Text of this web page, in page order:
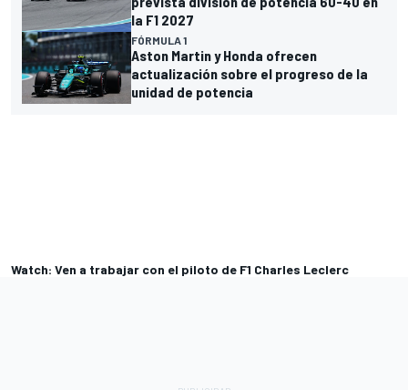
la F1 2027
FÓRMULA 1
Aston Martin y Honda ofrecen
actualización sobre el progreso de la
unidad de potencia
Watch: Ven a trabajar con el piloto de F1 Charles Leclerc